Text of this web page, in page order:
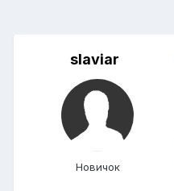
slaviar
Новичок